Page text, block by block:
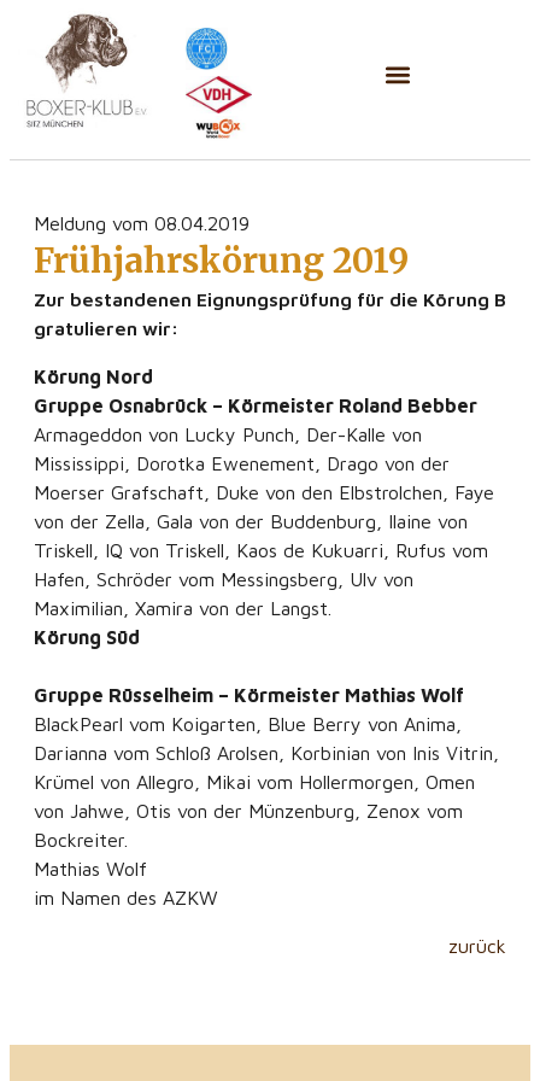
zurück
Meldung vom 08.04.2019
Frühjahrskörung 2019
Zur bestandenen Eignungsprüfung für die Körung B
gratulieren wir:
Körung Nord
Gruppe Osnabrück – Körmeister Roland Bebber
Armageddon von Lucky Punch, Der-Kalle von
Mississippi, Dorotka Ewenement, Drago von der
Moerser Grafschaft, Duke von den Elbstrolchen, Faye
von der Zella, Gala von der Buddenburg, Ilaine von
Triskell, IQ von Triskell, Kaos de Kukuarri, Rufus vom
Hafen, Schröder vom Messingsberg, Ulv von
Maximilian, Xamira von der Langst.
Körung Süd
Gruppe Rüsselheim – Körmeister Mathias Wolf
BlackPearl vom Koigarten, Blue Berry von Anima,
Darianna vom Schloß Arolsen, Korbinian von Inis Vitrin,
Krümel von Allegro, Mikai vom Hollermorgen, Omen
von Jahwe, Otis von der Münzenburg, Zenox vom
Bockreiter.
Mathias Wolf
im Namen des AZKW